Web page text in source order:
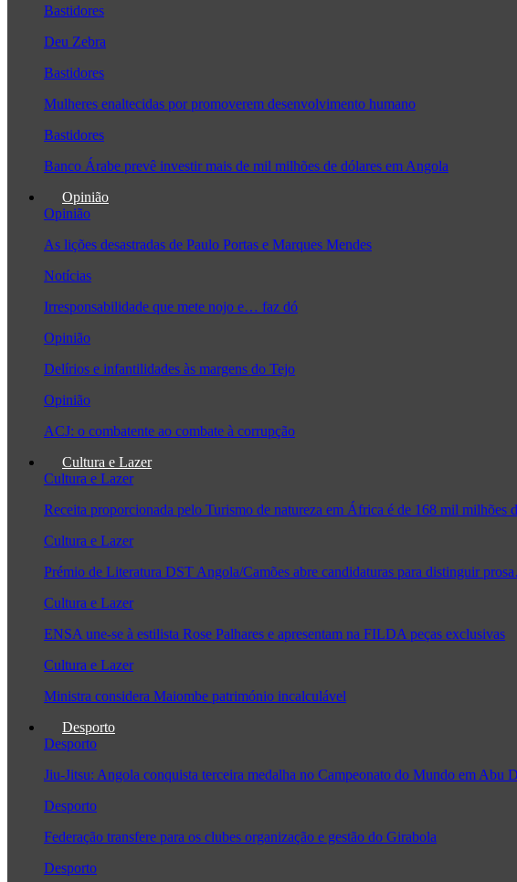
Bastidores
Deu Zebra
Bastidores
Mulheres enaltecidas por promoverem desenvolvimento humano
Bastidores
Banco Árabe prevê investir mais de mil milhões de dólares em Angola
Opinião
Opinião
As lições desastradas de Paulo Portas e Marques Mendes
Notícias
Irresponsabilidade que mete nojo e… faz dó
Opinião
Delírios e infantilidades às margens do Tejo
Opinião
ACJ: o combatente ao combate à corrupção
Cultura e Lazer
Cultura e Lazer
Receita proporcionada pelo Turismo de natureza em África é de 168 mil milhões
Cultura e Lazer
Prémio de Literatura DST Angola/Camões abre candidaturas para distinguir
Cultura e Lazer
ENSA une-se à estilista Rose Palhares e apresentam na FILDA peças exclusivas
Cultura e Lazer
Ministra considera Maiombe património incalculável
Desporto
Desporto
Jiu-Jitsu: Angola conquista terceira medalha no Campeonato do Mundo em Abu
Desporto
Federação transfere para os clubes organização e gestão do Girabola
Desporto